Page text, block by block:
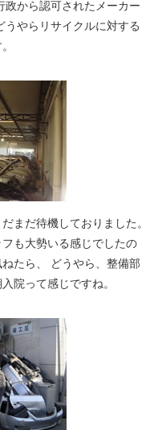
政から認可されたメーカー
やらリサイクルに対する
まだ待機しておりました。
も大勢いる感じでしたの
たら、 どうやら、 整備部
院って感じですね。